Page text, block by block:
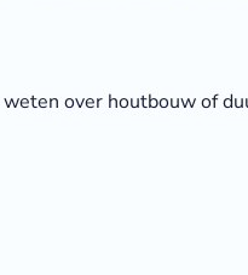
over houtbouw of